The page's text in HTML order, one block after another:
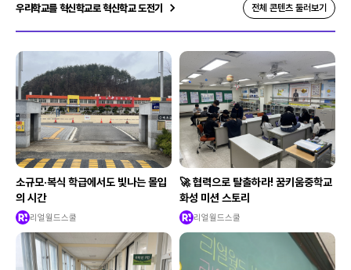
우리학교를 혁신학교로 혁신학교 도전기 전체 콘텐츠 둘러보기
소규모·복식 학급에서도 빛나는 몰입
의 시간
리얼월드스쿨
🚀 협력으로 탈출하라! 꿈키움중학교
화성 미션 스토리
리얼월드스쿨